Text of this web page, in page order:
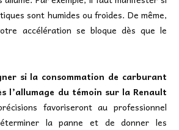
sont humides ou froides. De même,
accélération se bloque dès que le
si la consommation de carburant
l’allumage du témoin sur la Renault
favoriseront au professionnel
la panne et de donner les